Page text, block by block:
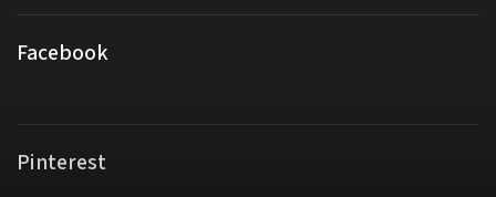
Facebook
Pinterest